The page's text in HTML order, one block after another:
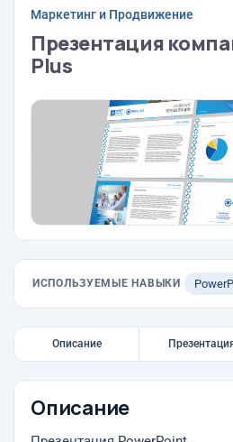
Маркетинг и Продвижение
Презентация
Plus
ИСПОЛЬЗУЕМЫЕ НАВЫКИ
Описание
Описание